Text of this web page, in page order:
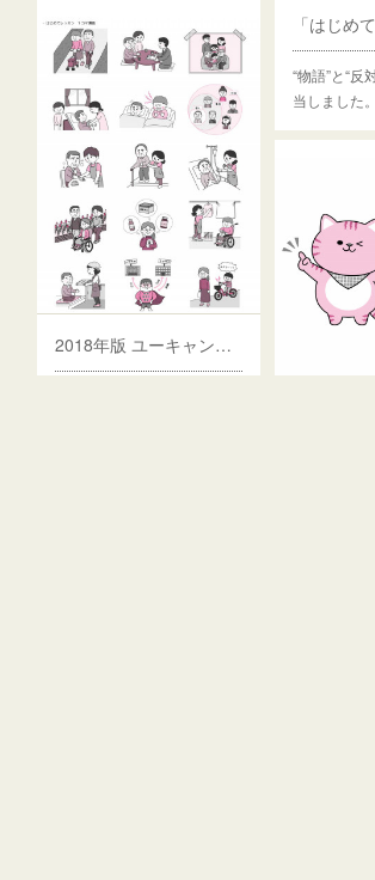
「はじめ
“物語”と“反
当しました
2018年版 ユーキャンのケアマネジャー